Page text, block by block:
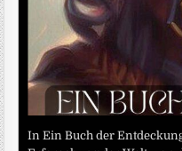
In Ein Buch der